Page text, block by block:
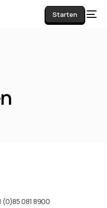
Starten
(0)85 081 8900